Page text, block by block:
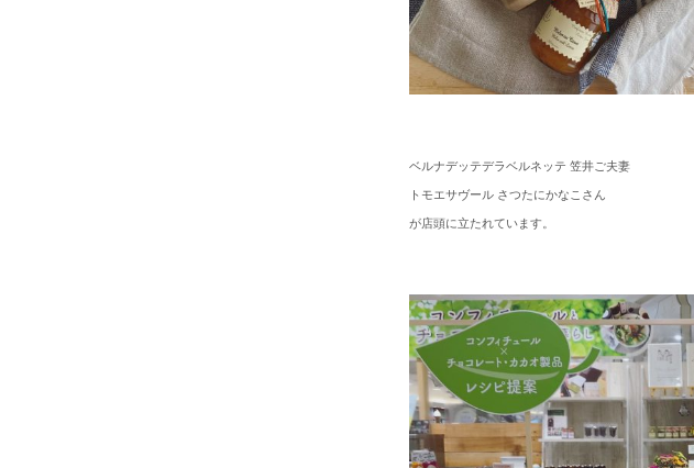
ベルナデッテデラベルネッテ 笠井ご夫妻
トモエサヴール さつたにかなこさん
が店頭に立たれています。